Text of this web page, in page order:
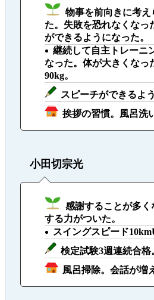
物事を前向きに考
た。失敗を恐れなくなっ
ができるようになった。
継続して自主トレーニ
なった。体が大きくなっ
90kg。
スピーチができるよ
挨拶の習慣。風呂洗
小田切宗光
感謝することが多
する力がついた。
スイングスピード
検定試験3週連続合格
風呂掃除。会話が増